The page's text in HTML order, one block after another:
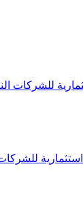
للشركات
للشركات